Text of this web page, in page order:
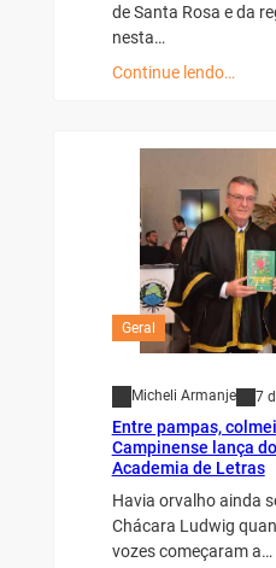
de Santa Rosa e da
nesta…
Continue lendo…
Geral
Micheli Armanje 7
Entre pampas,
Campinense lança
Academia de Letras
Havia orvalho ainda
Chácara Ludwig
vozes começaram a…